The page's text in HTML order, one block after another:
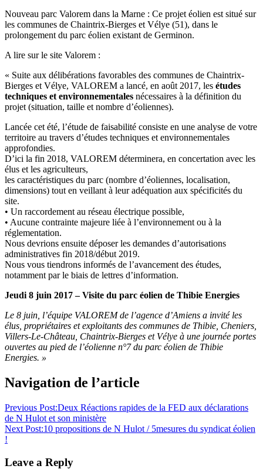
Nouveau parc Valorem dans la Marne : Ce projet éolien est situé sur
les communes de Chaintrix-Bierges et Vélye (51), dans le
prolongement du parc éolien existant de Germinon.
A lire sur le site Valorem :
« Suite aux délibérations favorables des communes de Chaintrix-
Bierges et Vélye, VALOREM a lancé, en août 2017, les études
techniques et environnementales nécessaires à la définition du
projet (situation, taille et nombre d’éoliennes).
Lancée cet été, l’étude de faisabilité consiste en une analyse de votre
territoire au travers d’études techniques et environnementales
approfondies.
D’ici la fin 2018, VALOREM déterminera, en concertation avec les
élus et les agriculteurs,
les caractéristiques du parc (nombre d’éoliennes, localisation,
dimensions) tout en veillant à leur adéquation aux spécificités du
site.
• Un raccordement au réseau électrique possible,
• Aucune contrainte majeure liée à l’environnement ou à la
réglementation.
Nous devrions ensuite déposer les demandes d’autorisations
administratives fin 2018/début 2019.
Nous vous tiendrons informés de l’avancement des études,
notamment par le biais de lettres d’information.
Jeudi 8 juin 2017 – Visite du parc éolien de Thibie Energies
Le 8 juin, l’équipe VALOREM de l’agence d’Amiens a invité les
élus, propriétaires et exploitants des communes de Thibie, Cheniers,
Villers-Le-Château, Chaintrix-Bierges et Vélye à une journée portes
ouvertes au pied de l’éolienne n°7 du parc éolien de Thibie
Energies. »
Navigation de l’article
Previous Post:Deux Réactions rapides de la FED aux déclarations
de N Hulot et son ministère
Next Post:10 propositions de N Hulot / 5mesures du syndicat éolien
!
Leave a Reply